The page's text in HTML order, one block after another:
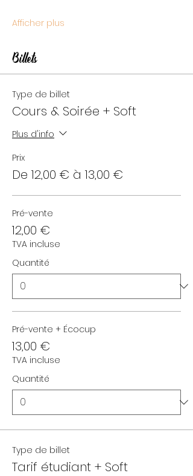
Afficher plus
Billets
Type de billet
Cours & Soirée + Soft
Plus d'info
Prix
De 12,00 € à 13,00 €
Pré-vente
12,00 €
TVA incluse
Quantité
Pré-vente + Écocup
13,00 €
TVA incluse
Quantité
Type de billet
Tarif étudiant + Soft